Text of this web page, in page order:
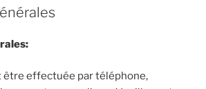
être effectuée par téléphone,